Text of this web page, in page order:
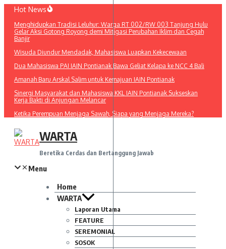
Lewati
konten
Hot News
Menghidupkan Tradisi Leluhur: Warga RT 002/RW 003 Tanjung Hulu
Gelar Aksi Gotong Royong demi Mitigasi Perubahan Iklim dan Cegah
Banjir
Wisuda Diundur Mendadak, Mahasiswa Luapkan Kekecewaan
Dua Mahasiswa PAI IAIN Pontianak Bawa Geliat Kelapa ke NCC 4 Bali
Amanah Baru Arskal Salim untuk Kemajuan IAIN Pontianak
Sinergi Masyarakat dan Mahasiswa KKL IAIN Pontianak Sukseskan
Kerja Bakti di Anjungan Melancar
Ketika Perempuan Menjaga Sawah, Siapa yang Menjaga Mereka?
WARTA
Beretika Cerdas dan Bertanggung Jawab
Menu
Home
WARTA
Laporan Utama
FEATURE
SEREMONIAL
SOSOK